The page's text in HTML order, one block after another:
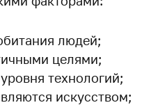
людей;
целями;
технологий;
искусством;